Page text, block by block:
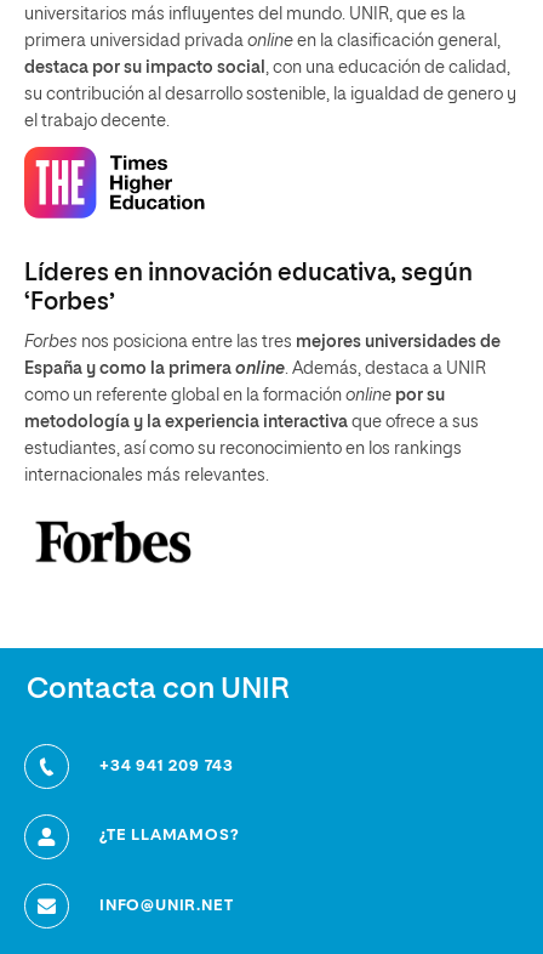
universitarios más influyentes del mundo. UNIR, que es la
primera universidad privada online en la clasificación general,
destaca por su impacto social
, con una educación de calidad,
su contribución al desarrollo sostenible, la igualdad de genero y
el trabajo decente.
Líderes en innovación educativa, según
‘Forbes’
Forbes nos posiciona entre las tres mejores universidades de
España y como la primera online. Además, destaca a UNIR
como un referente global en la formación online por su
metodología y la experiencia interactiva que ofrece a sus
estudiantes, así como su reconocimiento en los rankings
internacionales más relevantes.
Contacta con UNIR
+34 941 209 743
¿TE LLAMAMOS?
INFO@UNIR.NET